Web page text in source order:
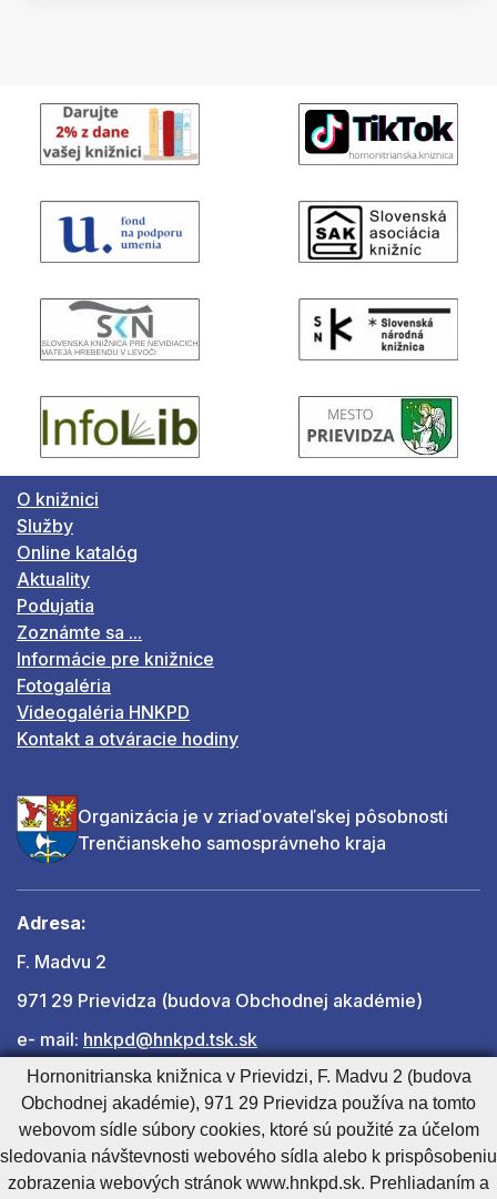
O knižnici
Služby
Online katalóg
Aktuality
Podujatia
Zoznámte sa ...
Informácie pre knižnice
Fotogaléria
Videogaléria HNKPD
Kontakt a otváracie hodiny
Organizácia je v zriaďovateľskej pôsobnosti
Trenčianskeho samosprávneho kraja
Adresa:
F. Madvu 2
971 29 Prievidza (budova Obchodnej akadémie)
e- mail: hnkpd@hnkpd.tsk.sk
Ďalšie kontakty
Cookies nastavenieCookies - viac informáciíVyhlásenie o prístupnosti
Hornonitrianska knižnica v Prievidzi, F. Madvu 2 (budova
Obchodnej akadémie), 971 29 Prievidza používa na tomto
webovom sídle súbory cookies, ktoré sú použité za účelom
sledovania návštevnosti webového sídla alebo k prispôsobeniu
zobrazenia webových stránok www.hnkpd.sk. Prehliadaním a